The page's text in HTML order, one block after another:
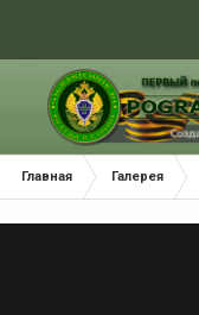
Главная Галерея